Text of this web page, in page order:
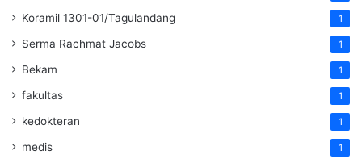
Koramil 1301-01/Tagulandang 1
Serma Rachmat Jacobs 1
Bekam 1
fakultas 1
kedokteran 1
medis 1